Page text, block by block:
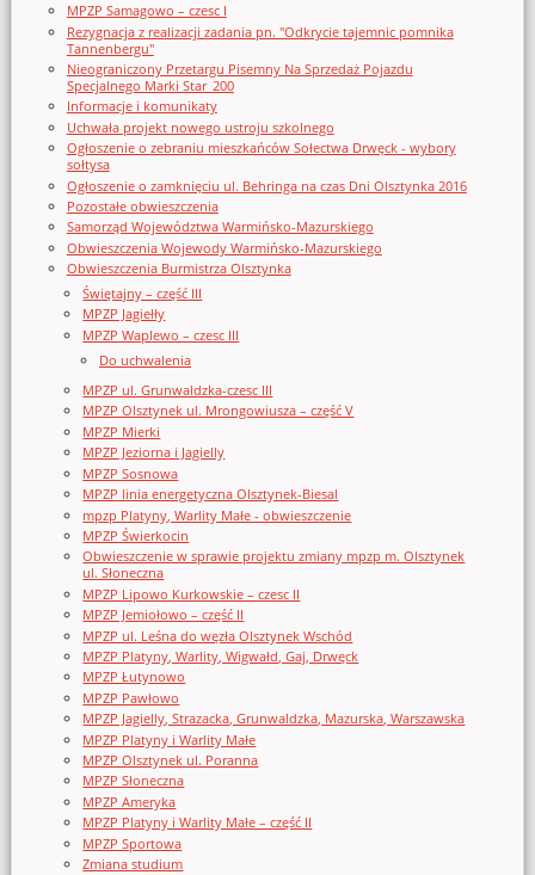
MPZP Samagowo – czesc I
Rezygnacja z realizacji zadania pn. "Odkrycie tajemnic pomnika
Tannenbergu"
Nieograniczony Przetargu Pisemny Na Sprzedaż Pojazdu
Specjalnego Marki Star_200
Informacje i komunikaty
Uchwała projekt nowego ustroju szkolnego
Ogłoszenie o zebraniu mieszkańców Sołectwa Drwęck - wybory
sołtysa
Ogłoszenie o zamknięciu ul. Behringa na czas Dni Olsztynka 2016
Pozostałe obwieszczenia
Samorząd Województwa Warmińsko-Mazurskiego
Obwieszczenia Wojewody Warmińsko-Mazurskiego
Obwieszczenia Burmistrza Olsztynka
Świętajny – część III
MPZP Jagiełły
MPZP Waplewo – czesc III
Do uchwalenia
MPZP ul. Grunwaldzka-czesc III
MPZP Olsztynek ul. Mrongowiusza – część V
MPZP Mierki
MPZP Jeziorna i Jagielly
MPZP Sosnowa
MPZP linia energetyczna Olsztynek-Biesal
mpzp Platyny, Warlity Małe - obwieszczenie
MPZP Świerkocin
Obwieszczenie w sprawie projektu zmiany mpzp m. Olsztynek
ul. Słoneczna
MPZP Lipowo Kurkowskie – czesc II
MPZP Jemiołowo – część II
MPZP ul. Leśna do węzła Olsztynek Wschód
MPZP Platyny, Warlity, Wigwałd, Gaj, Drwęck
MPZP Łutynowo
MPZP Pawłowo
MPZP Jagielly, Strazacka, Grunwaldzka, Mazurska, Warszawska
MPZP Platyny i Warlity Małe
MPZP Olsztynek ul. Poranna
MPZP Słoneczna
MPZP Ameryka
MPZP Platyny i Warlity Małe – część II
MPZP Sportowa
Zmiana studium